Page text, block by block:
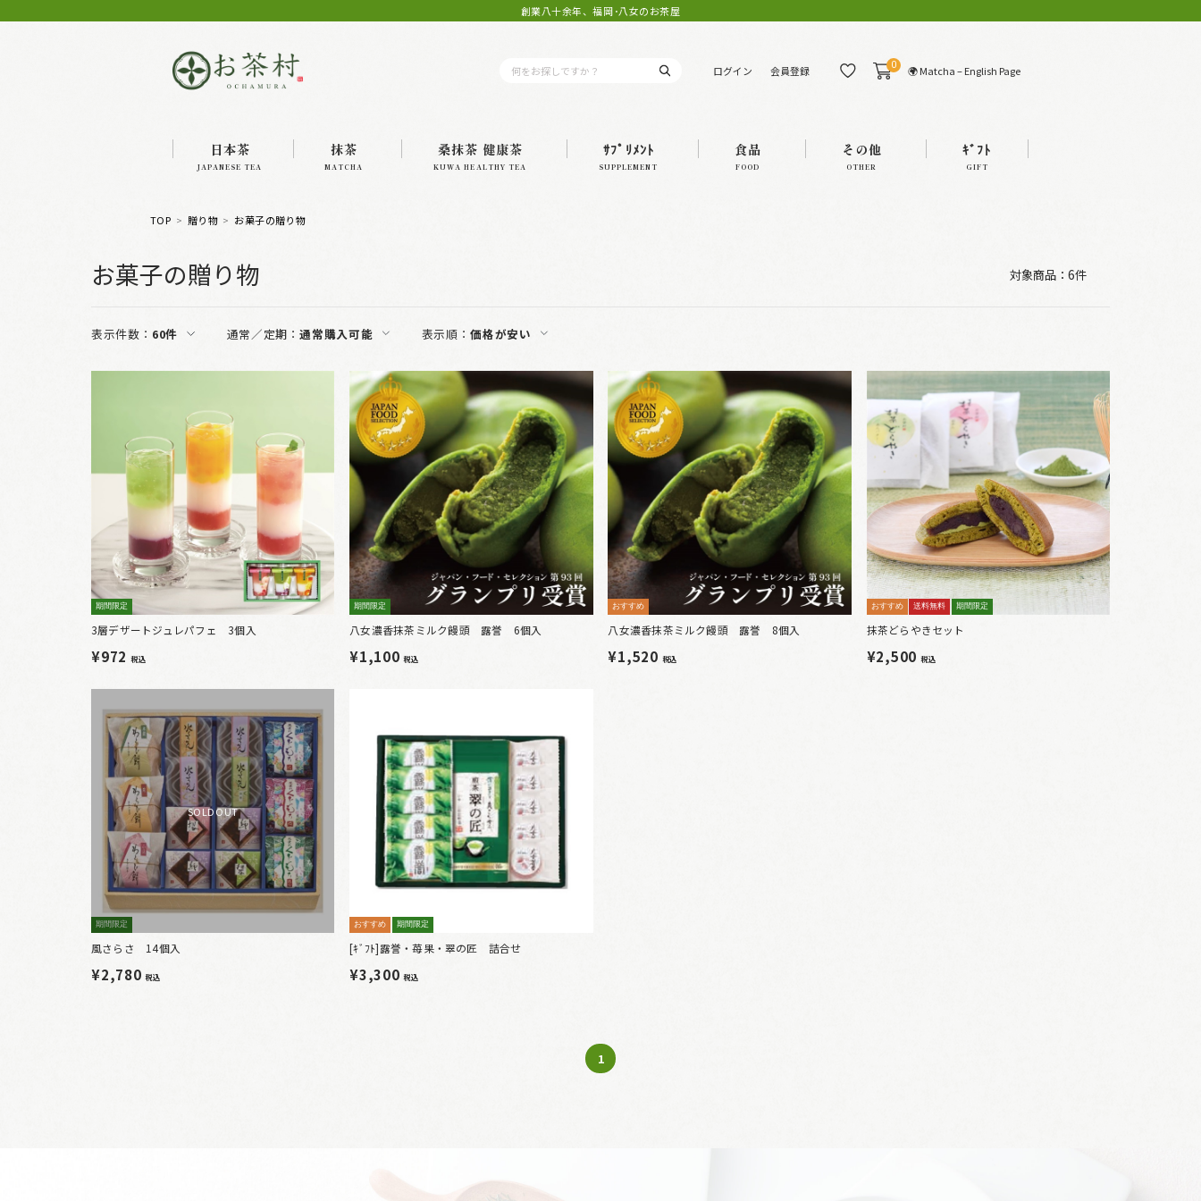
創業八十余年、福岡･八女のお茶屋
ログイン 会員登録 0 🌍 Matcha – English Page
日本茶
JAPANESE TEA
抹茶
MATCHA
桑抹茶 健康茶
KUWA HEALTHY TEA
ｻﾌﾟﾘﾒﾝﾄ
SUPPLEMENT
食品
FOOD
その他
OTHER
ｷﾞﾌﾄ
GIFT
TOP 贈り物 お菓子の贈り物
お菓子の贈り物 対象商品：6件
表示件数： 60件 通常／定期：通常購入可能 表示順：価格が安い
期間限定
3層デザートジュレパフェ 3個入
¥972 税込
期間限定
八女濃香抹茶ミルク饅頭 露誉 6個入
¥1,100税込
おすすめ
八女濃香抹茶ミルク饅頭 露誉 8個入
¥1,520 税込
おすすめ 送料無料 期間限定
抹茶どらやきセット
¥2,500 税込
SOLDOUT
期間限定
風さらさ 14個入
¥2,780税込
おすすめ 期間限定
[ｷﾞﾌﾄ]露誉・苺果・翠の匠 詰合せ
¥3,300税込
1